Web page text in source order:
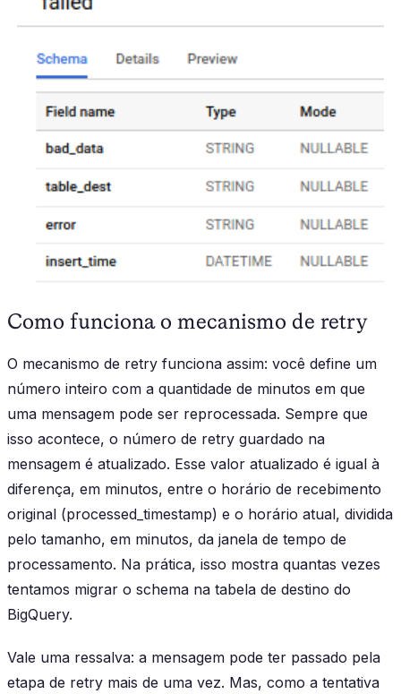
Como funciona o mecanismo de retry
O mecanismo de retry funciona assim: você define um
número inteiro com a quantidade de minutos em que
uma mensagem pode ser reprocessada. Sempre que
isso acontece, o número de retry guardado na
mensagem é atualizado. Esse valor atualizado é igual à
diferença, em minutos, entre o horário de recebimento
original (processed_timestamp) e o horário atual, dividida
pelo tamanho, em minutos, da janela de tempo de
processamento. Na prática, isso mostra quantas vezes
tentamos migrar o schema na tabela de destino do
BigQuery.
Vale uma ressalva: a mensagem pode ter passado pela
etapa de retry mais de uma vez. Mas, como a tentativa